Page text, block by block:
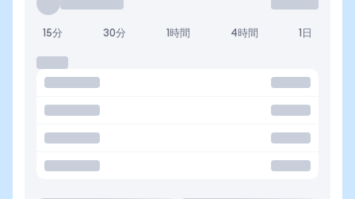
15分 30分 1時間 4時間 1日